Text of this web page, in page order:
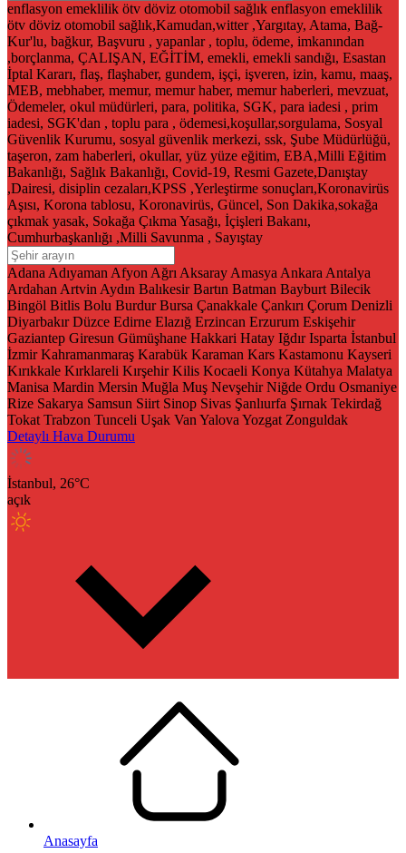
enflasyon emeklilik ötv döviz otomobil sağlık enflasyon emeklilik
ötv döviz otomobil sağlık,Kamudan,witter ,Yargıtay, Atama, Bağ-
Kur'lu, bağkur, Başvuru , yapanlar , toplu, ödeme, imkanından
,borçlanma, ÇALIŞAN, EĞİTİM, emekli, emekli sandığı, Esastan
İptal Kararı, flaş, flaşhaber, gundem, işçi, işveren, izin, kamu, maaş,
MEB, mebhaber, memur, memur haber, memur haberleri, mevzuat,
Ödemeler, okul müdürleri, para, politika, SGK, para iadesi , prim
iadesi, SGK'dan , toplu para , ödemesi,koşullar,sorgulama, Sosyal
Güvenlik Kurumu, sosyal güvenlik merkezi, ssk, Şube Müdürlüğü,
taşeron, zam haberleri, okullar, yüz yüze eğitim, EBA,Milli Eğitim
Bakanlığı, Sağlık Bakanlığı, Covid-19, Resmi Gazete,Danıştay
,Dairesi, disiplin cezaları,KPSS ,Yerleştirme sonuçları,Koronavirüs
Aşısı, Korona tablosu, Koronavirüs, Güncel, Son Dakika,sokağa
çıkmak yasak, Sokağa Çıkma Yasağı, İçişleri Bakanı,
Cumhurbaşkanlığı ,Milli Savunma , Sayıştay
Adana Adıyaman Afyon Ağrı Aksaray Amasya Ankara Antalya
Ardahan Artvin Aydın Balıkesir Bartın Batman Bayburt Bilecik
Bingöl Bitlis Bolu Burdur Bursa Çanakkale Çankırı Çorum Denizli
Diyarbakır Düzce Edirne Elazığ Erzincan Erzurum Eskişehir
Gaziantep Giresun Gümüşhane Hakkari Hatay Iğdır Isparta İstanbul
İzmir Kahramanmaraş Karabük Karaman Kars Kastamonu Kayseri
Kırıkkale Kırklareli Kırşehir Kilis Kocaeli Konya Kütahya Malatya
Manisa Mardin Mersin Muğla Muş Nevşehir Niğde Ordu Osmaniye
Rize Sakarya Samsun Siirt Sinop Sivas Şanlıurfa Şırnak Tekirdağ
Tokat Trabzon Tunceli Uşak Van Yalova Yozgat Zonguldak
Detaylı Hava Durumu
İstanbul, 26°C
açık
Anasayfa